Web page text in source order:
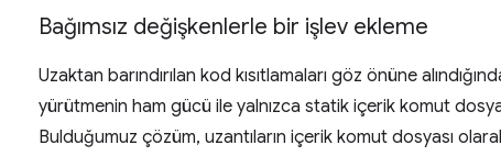
Bağımsız değişkenlerle bir işlev ekleme
Uzaktan barındırılan kod kısıtlamaları göz önüne
yürütmenin ham gücü ile yalnızca statik içerik komut
Bulduğumuz çözüm, uzantıların içerik komut dosyası